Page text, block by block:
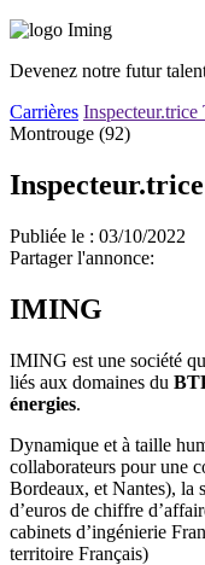
Devenez notre futur
Carrières Inspecteur.trice
Montrouge (92)
Publiée le : 03/10/2022
Partager l'annonce:
IMING
IMING est une société
liés aux domaines du
énergies.
Dynamique et à taille
collaborateurs pour une
Bordeaux, et Nantes), la
d’euros de chiffre
cabinets d’ingénierie
territoire Français)